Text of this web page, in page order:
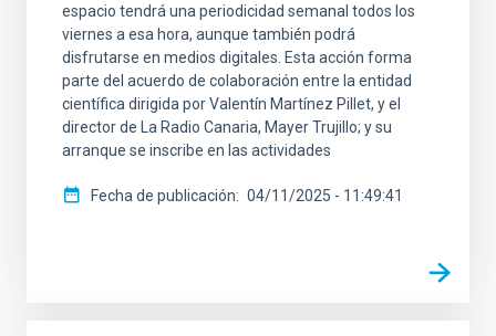
espacio tendrá una periodicidad semanal todos los
viernes a esa hora, aunque también podrá
disfrutarse en medios digitales. Esta acción forma
parte del acuerdo de colaboración entre la entidad
científica dirigida por Valentín Martínez Pillet, y el
director de La Radio Canaria, Mayer Trujillo; y su
arranque se inscribe en las actividades
Fecha de publicación 04/11/2025 - 11:49:41